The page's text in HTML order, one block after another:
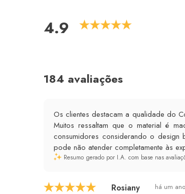
4.9
184 avaliações
Os clientes destacam a qualidade do
Muitos ressaltam que o material é
consumidores considerando o design
pode não atender completamente às
Resumo gerado por I.A. com base nas
Rosiany há um ano